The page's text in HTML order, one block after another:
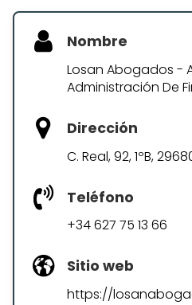
Nombre
Losan Abogados -
Administración De
Dirección
C. Real, 92, 1ºB,
Teléfono
+34 627 75 13 66
Sitio web
https://